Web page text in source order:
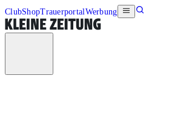
ClubShopTrauerportalWerbung